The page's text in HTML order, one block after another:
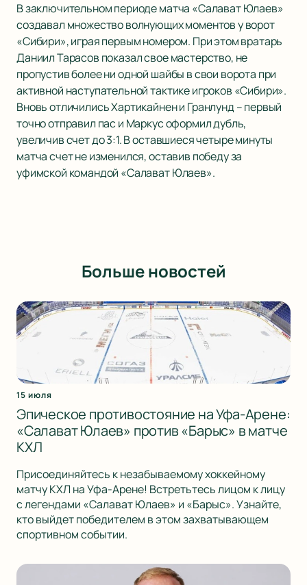
В заключительном периоде матча «Салават Юлаев»
создавал множество волнующих моментов у ворот
«Сибири», играя первым номером. При этом вратарь
Даниил Тарасов показал свое мастерство, не
пропустив более ни одной шайбы в свои ворота при
активной наступательной тактике игроков «Сибири».
Вновь отличились Хартикайнен и Гранлунд – первый
точно отправил пас и Маркус оформил дубль,
увеличив счет до 3:1. В оставшиеся четыре минуты
матча счет не изменился, оставив победу за
уфимской командой «Салават Юлаев».
Больше новостей
15 июля
Эпическое противостояние на Уфа-Арене:
«Салават Юлаев» против «Барыс» в матче
КХЛ
Присоединяйтесь к незабываемому хоккейному
матчу КХЛ на Уфа-Арене! Встретьтесь лицом к лицу
с легендами «Салават Юлаев» и «Барыс». Узнайте,
кто выйдет победителем в этом захватывающем
спортивном событии.